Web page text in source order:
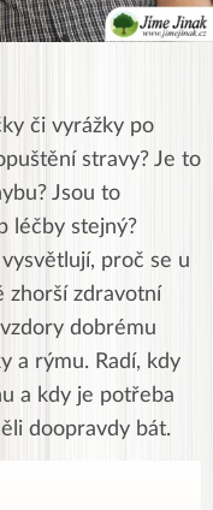
či vyrážky po
stravy? Je to
Jsou to
léčby stejný?
proč se u
zhorší zdravotní
dobrému
a rýmu. Radí, kdy
a kdy je potřeba
doopravdy bát.